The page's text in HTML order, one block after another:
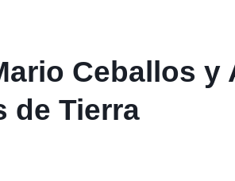
Ceballos y
de Tierra